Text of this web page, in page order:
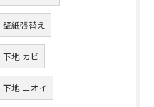
紙張替え
地 カビ
地 ニオイ